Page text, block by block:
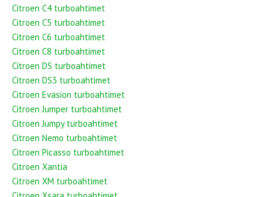
Citroen C4 turboahtimet
Citroen C5 turboahtimet
Citroen C6 turboahtimet
Citroen C8 turboahtimet
Citroen DS turboahtimet
Citroen DS3 turboahtimet
Citroen Evasion turboahtimet
Citroen Jumper turboahtimet
Citroen Jumpy turboahtimet
Citroen Nemo turboahtimet
Citroen Picasso turboahtimet
Citroen Xantia
Citroen XM turboahtimet